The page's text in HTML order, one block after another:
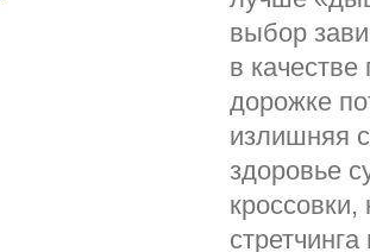
выбор
в качестве
дорожке
излишняя
здоровье